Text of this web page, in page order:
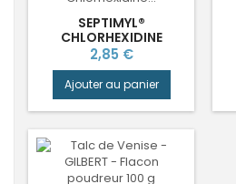
SEPTIMYL®
CHLORHEXIDINE
AQUEUSE STÉRILE 0.5%
GILBERT
Prix
2,85 €
Ajouter au panier